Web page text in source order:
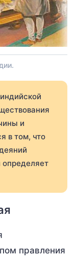
и
в том, что
определяет
правления